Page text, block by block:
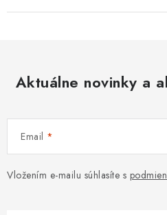
Aktuálne novinky a
Email
Vložením e-mailu súhlasíte s